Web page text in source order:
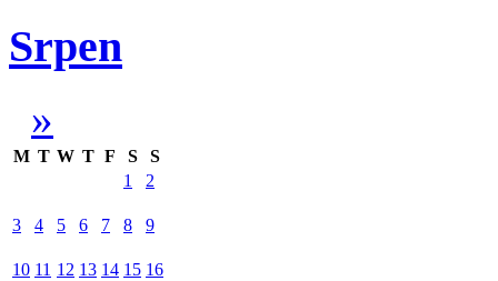
Srpen
»
M T W T F S
S
1
2
3 4 5 6 7 8 9
10 11 12 13 14 15 16